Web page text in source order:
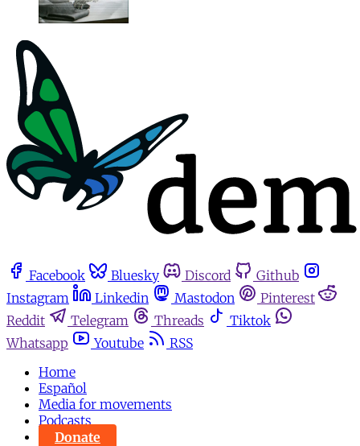
Facebook Bluesky Discord
Github
Instagram
Linkedin Mastodon
Pinterest
Reddit
Telegram Threads
Tiktok
Whatsapp
Youtube
RSS
Home
Español
Media for movements
Podcasts
Donate